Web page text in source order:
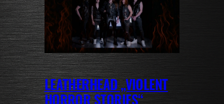
LEATHERHEAD „VIOLENT
HORROR STORIES“